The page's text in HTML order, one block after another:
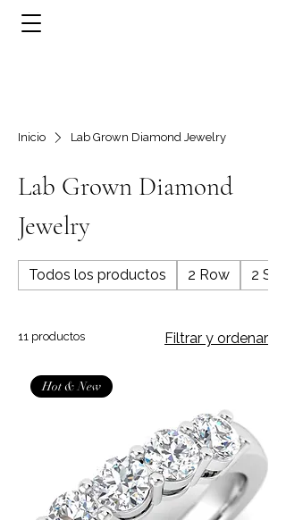
Inicio Lab Grown Diamond Jewelry
Lab Grown Diamond
Jewelry
Todos los productos 2 Row 2
11 productos Filtrar y ordenar
Hot & New